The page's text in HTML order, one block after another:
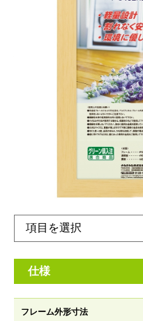
ナチュラルな風合い
メーカー希望小売価格：
+ 税
軽量設計！フレームには再
オンラ
仕様
フレーム外形寸法